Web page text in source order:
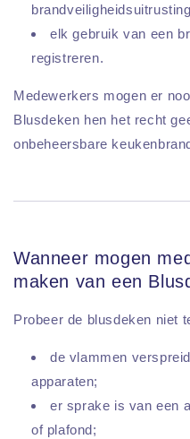
elk gebruik van een
registreren.
Medewerkers mogen er
Blusdeken hen het recht
onbeheersbare
Wanneer mogen
maken van een
Probeer de blusdeken niet
de vlammen
apparaten;
er sprake is van een
of plafond;